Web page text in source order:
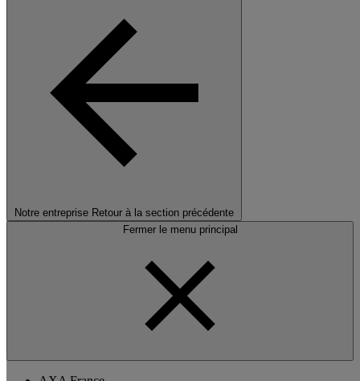
Notre entreprise Retour à la section précédente
Fermer le menu principal